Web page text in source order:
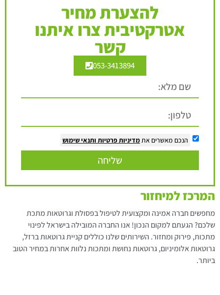
להצערת מחיר
אטרקטיבית צרו איתנו
קשר
053-3413894
הנכם מאשרים אתמדיניות פרטיות ותנאי שימוש
שליחה
המרכז למיחזור
מחפשים חברה אמינה ומקצועית לטיפול בפסולת וגרוטאות מתכת
שלכם? הגעתם למקום הנכון! אנו החברה המובילה בישראל לפינוי
מתכות, פירוק ומחזור. השירותים שלנו כוללים קניית גרוטאות ברזל,
גרוטאות אלומיניום, גרוטאות נחושת ומתכות נלוות אחרות במחיר הטוב
ביותר.